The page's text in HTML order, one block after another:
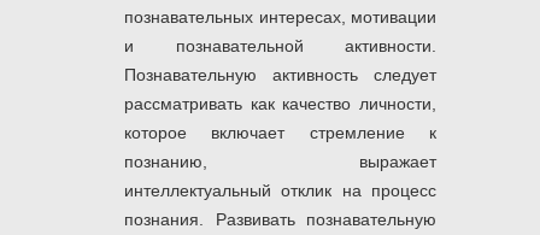
познавательных интересах, мотивации
и познавательной активности.
Познавательную активность следует
рассматривать как качество личности,
которое включает стремление к
познанию, выражает
интеллектуальный отклик на процесс
познания. Развивать познавательную